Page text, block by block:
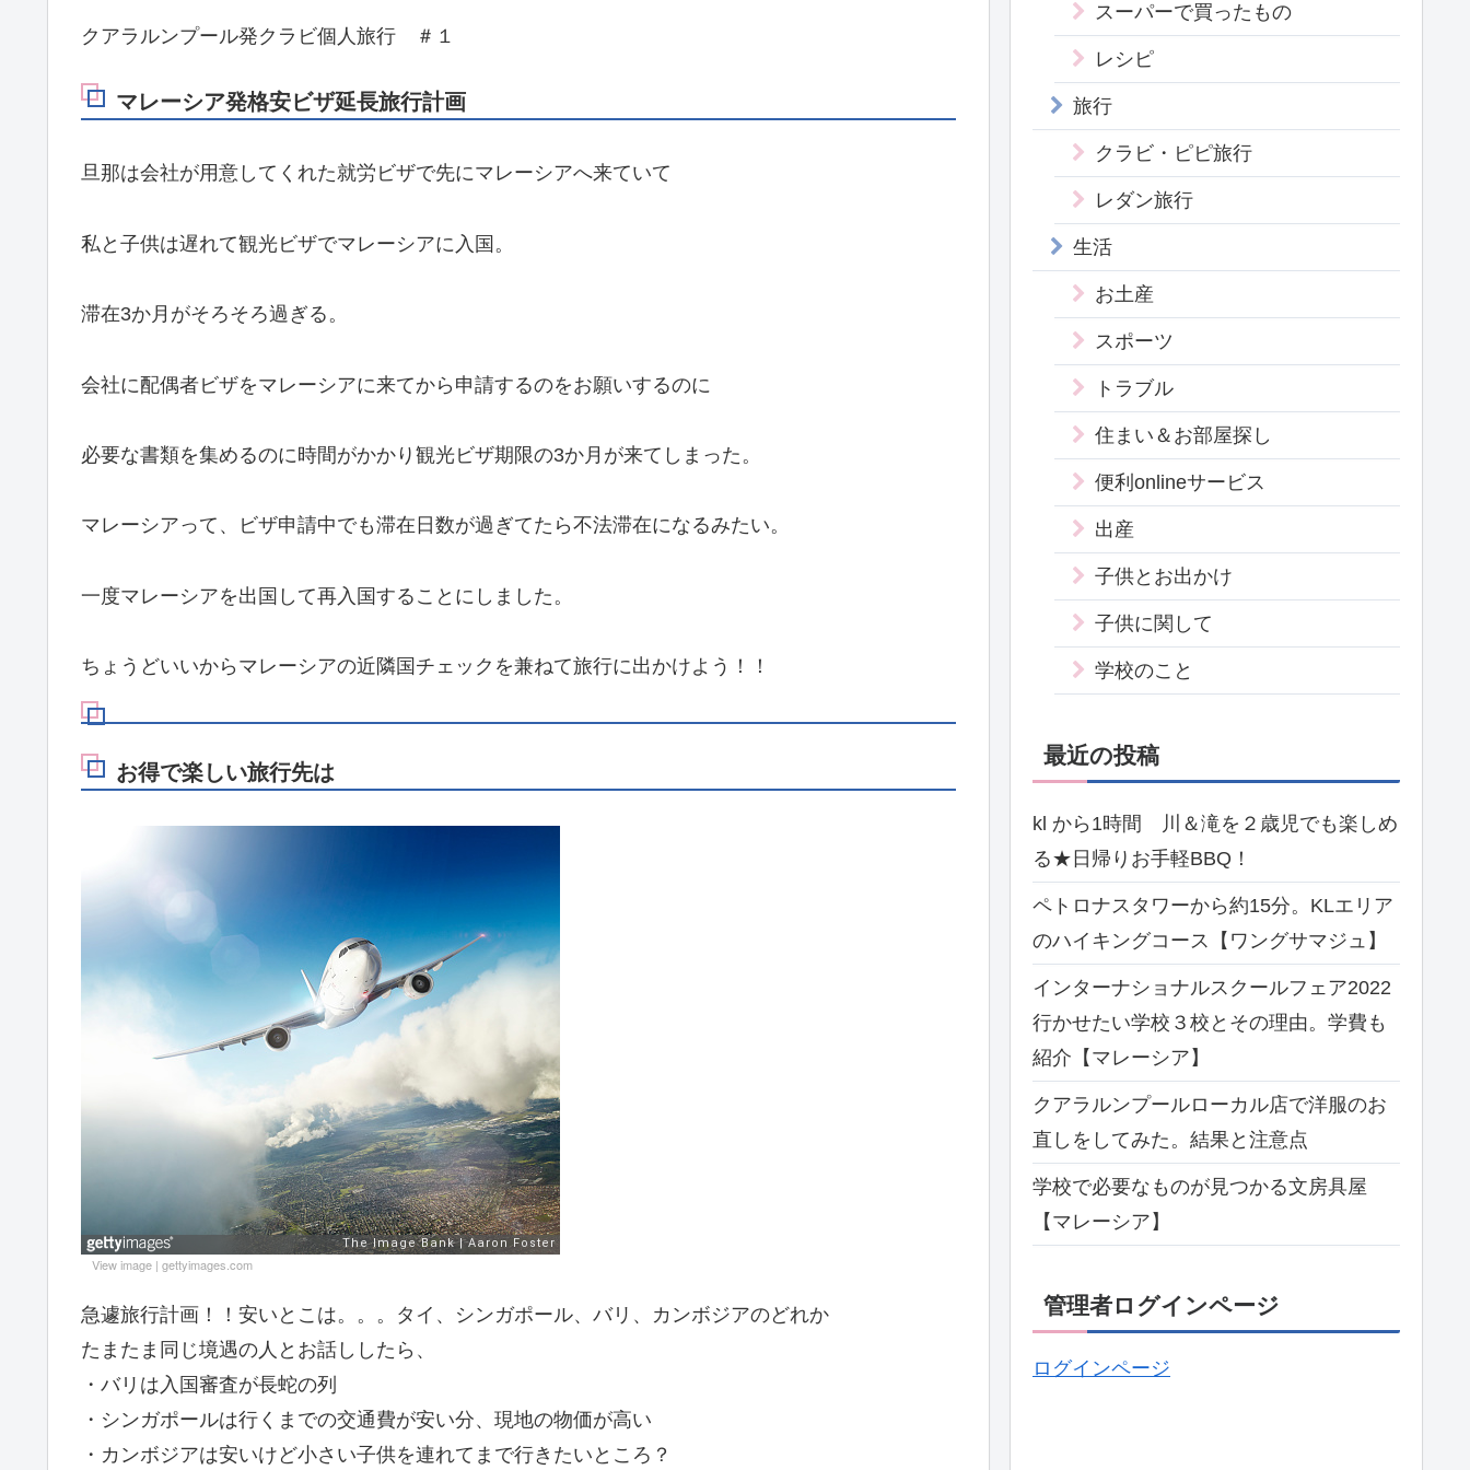
クアラルンプール発クラビ個人旅行 ＃１
マレーシア発格安ビザ延長旅行計画
旦那は会社が用意してくれた就労ビザで先にマレーシアへ来ていて
私と子供は遅れて観光ビザでマレーシアに入国。
滞在3か月がそろそろ過ぎる。
会社に配偶者ビザをマレーシアに来てから申請するのをお願いするのに
必要な書類を集めるのに時間がかかり観光ビザ期限の3か月が来てしまった。
マレーシアって、ビザ申請中でも滞在日数が過ぎてたら不法滞在になるみたい。
一度マレーシアを出国して再入国することにしました。
ちょうどいいからマレーシアの近隣国チェックを兼ねて旅行に出かけよう！！
お得で楽しい旅行先は
View image | gettyimages.com
急遽旅行計画！！安いとこは。。。タイ、シンガポール、バリ、カンボジアのどれか
たまたま同じ境遇の人とお話ししたら、
・バリは入国審査が長蛇の列
・シンガポールは行くまでの交通費が安い分、現地の物価が高い
・カンボジアは安いけど小さい子供を連れてまで行きたいところ？
スーパーで買ったもの
レシピ
旅行
クラビ・ピピ旅行
レダン旅行
生活
お土産
スポーツ
トラブル
住まい＆お部屋探し
便利onlineサービス
出産
子供とお出かけ
子供に関して
学校のこと
最近の投稿
kl から1時間 川＆滝を２歳児でも楽しめ
る★日帰りお手軽BBQ！
ペトロナスタワーから約15分。KLエリア
のハイキングコース【ワングサマジュ】
インターナショナルスクールフェア2022
行かせたい学校３校とその理由。学費も
紹介【マレーシア】
クアラルンプールローカル店で洋服のお
直しをしてみた。結果と注意点
学校で必要なものが見つかる文房具屋
【マレーシア】
管理者ログインページ
ログインページ